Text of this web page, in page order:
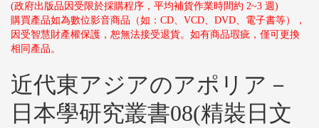
(政府出版品因受限於採購程序，平均補貨作業時間約 2~3 週)
購買產品如為數位影音商品（如：CD、VCD、DVD、電子書等），
因受智慧財產權保護，恕無法接受退貨。如有商品瑕疵，僅可更換
相同產品。
近代東アジアのアポリア－
日本學研究叢書08(精裝日文